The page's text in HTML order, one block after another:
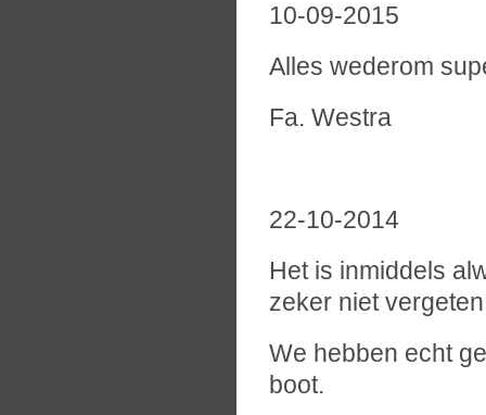
10-09-2015
Alles wederom
Fa. Westra
22-10-2014
Het is inmiddels
zeker niet
We hebben echt
boot.